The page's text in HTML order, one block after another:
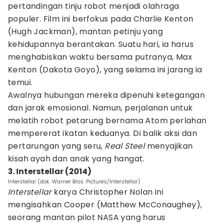
pertandingan tinju robot menjadi olahraga
populer. Film ini berfokus pada Charlie Kenton
(Hugh Jackman), mantan petinju yang
kehidupannya berantakan. Suatu hari, ia harus
menghabiskan waktu bersama putranya, Max
Kenton (Dakota Goyo), yang selama ini jarang ia
temui.
Awalnya hubungan mereka dipenuhi ketegangan
dan jarak emosional. Namun, perjalanan untuk
melatih robot petarung bernama Atom perlahan
mempererat ikatan keduanya. Di balik aksi dan
pertarungan yang seru, Real Steelmenyajikan
kisah ayah dan anak yang hangat.
3. Interstellar (2014)
Interstellar (dok. Warner Bros. Pictures/Interstellar)
Interstellarkarya Christopher Nolan ini
mengisahkan Cooper (Matthew McConaughey),
seorang mantan pilot NASA yang harus